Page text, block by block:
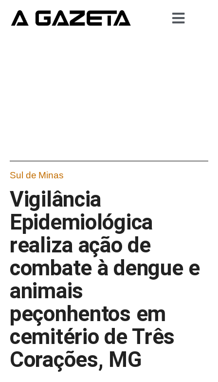
Sul de Minas
Vigilância
Epidemiológica
realiza ação de
combate à dengue e
animais
peçonhentos em
cemitério de Três
Corações, MG